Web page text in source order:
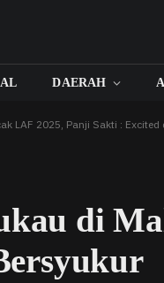
DAERAH
LAF 2025, Panji Sakti : Excited
di